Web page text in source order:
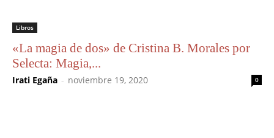
Libros
«La magia de dos» de Cristina B. Morales por
Selecta: Magia,...
Irati Egaña - noviembre 19, 2020 0